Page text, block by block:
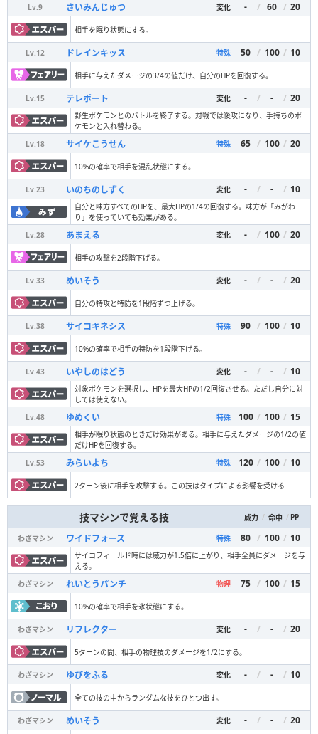
Lv.9 さいみんじゅつ 変化 - / 60 / 20
相手を眠り状態にする。
Lv.12 ドレインキッス 特殊 50 / 100 / 10
相手に与えたダメージの3/4の値だけ、自分のHPを回復する。
Lv.15 テレポート 変化 - / - / 20
野生ポケモンとのバトルを終了する。対戦では後攻になり、手持ちのポ
ケモンと入れ替わる。
Lv.18 サイケこうせん 特殊 65 / 100 / 20
10%の確率で相手を混乱状態にする。
Lv.23 いのちのしずく 変化 - / - / 10
自分と味方すべてのHPを、最大HPの1/4の回復する。味方が「みがわ
り」を使っていても効果がある。
Lv.28 あまえる 変化 - / 100 / 20
相手の攻撃を2段階下げる。
Lv.33 めいそう 変化 - / - / 20
自分の特攻と特防を1段階ずつ上げる。
Lv.38 サイコキネシス 特殊 90 / 100 / 10
10%の確率で相手の特防を1段階下げる。
Lv.43 いやしのはどう 変化 - / - / 10
対象ポケモンを選択し、HPを最大HPの1/2回復させる。ただし自分に対
しては使えない。
Lv.48 ゆめくい 特殊 100 / 100 / 15
相手が眠り状態のときだけ効果がある。相手に与えたダメージの1/2の値
だけHPを回復する。
Lv.53 みらいよち 特殊 120 / 100 / 10
2ターン後に相手を攻撃する。この技はタイプによる影響を受ける
技マシンで覚える技 威力 / 命中 / PP
わざマシン ワイドフォース 特殊 80 / 100 / 10
サイコフィールド時には威力が1.5倍に上がり、相手全員にダメージを与
える。
わざマシン
れいとうパンチ 物理 75 / 100 / 15
10%の確率で相手を氷状態にする。
わざマシン リフレクター 変化 - / - / 20
5ターンの間、相手の物理技のダメージを1/2にする。
わざマシン ゆびをふる 変化 - / - / 10
全ての技の中からランダムな技をひとつ出す。
わざマシン めいそう 変化 - / - / 20